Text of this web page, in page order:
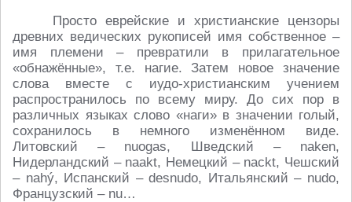
Просто еврейские и христианские цензоры
древних ведических рукописей имя собственное –
имя племени – превратили в прилагательное
«обнажённые», т.е. нагие. Затем новое значение
слова вместе с иудо-христианским учением
распространилось по всему миру. До сих пор в
различных языках слово «наги» в значении голый,
сохранилось в немного изменённом виде.
Литовский – nuogas, Шведский – naken,
Нидерландский – naakt, Немецкий – nackt, Чешский
– nahý, Испанский – desnudo, Итальянский – nudo,
Французский – nu…